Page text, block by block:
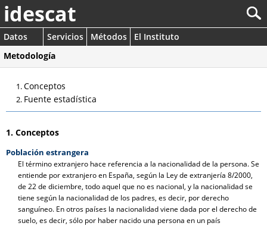
idescat
Datos Servicios Métodos
El Instituto
Metodología
Conceptos
Fuente estadística
1. Conceptos
Población estrangera
El término extranjero hace referencia a la nacionalidad de la persona. Se
entiende por extranjero en España, según la Ley de extranjería 8/2000,
de 22 de diciembre, todo aquel que no es nacional, y la nacionalidad se
tiene según la nacionalidad de los padres, es decir, por derecho
sanguíneo. En otros países la nacionalidad viene dada por el derecho de
suelo, es decir, sólo por haber nacido una persona en un país